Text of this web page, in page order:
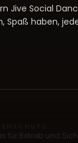
Jive Social
Spaß haben,
für Betrieb und